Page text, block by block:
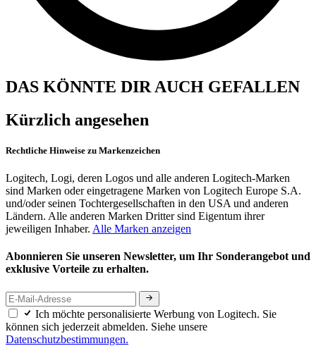
DAS KÖNNTE DIR AUCH GEFALLEN
Kürzlich angesehen
Rechtliche Hinweise zu Markenzeichen
Logitech, Logi, deren Logos und alle anderen Logitech-Marken
sind Marken oder eingetragene Marken von Logitech Europe S.A.
und/oder seinen Tochtergesellschaften in den USA und anderen
Ländern. Alle anderen Marken Dritter sind Eigentum ihrer
jeweiligen Inhaber. Alle Marken anzeigen
Abonnieren Sie unseren Newsletter, um Ihr Sonderangebot und
exklusive Vorteile zu erhalten.
Ich möchte personalisierte Werbung von Logitech. Sie
können sich jederzeit abmelden. Siehe unsere
Datenschutzbestimmungen.